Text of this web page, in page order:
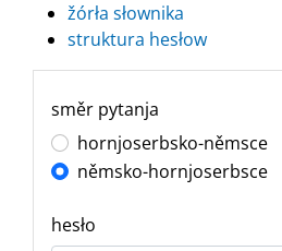
žórła słownika
struktura hesłow
směr pytanja
hornjoserbsko-němsce
němsko-hornjoserbsce
hesło